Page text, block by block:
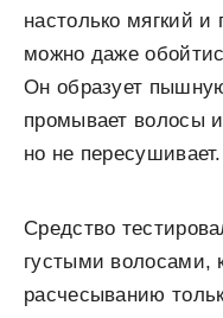
настолько мягкий и
можно даже
Он образует
промывает волосы
но не пересушивает.
Средство
густыми волосами,
расчесыванию